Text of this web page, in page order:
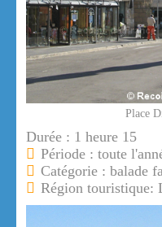
Place
Durée : 1 heure 15
Période : toute
Catégorie : balade
Région touristique: